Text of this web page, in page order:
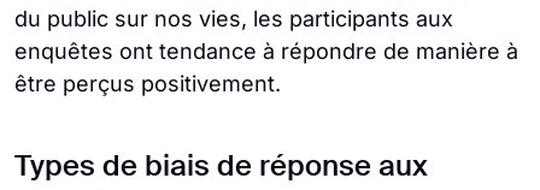
du public sur nos vies, les participants aux
enquêtes ont tendance à répondre de manière à
être perçus positivement.
Types de biais de réponse aux